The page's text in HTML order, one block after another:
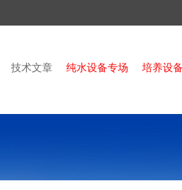
技术文章 纯水设备专场 培养设